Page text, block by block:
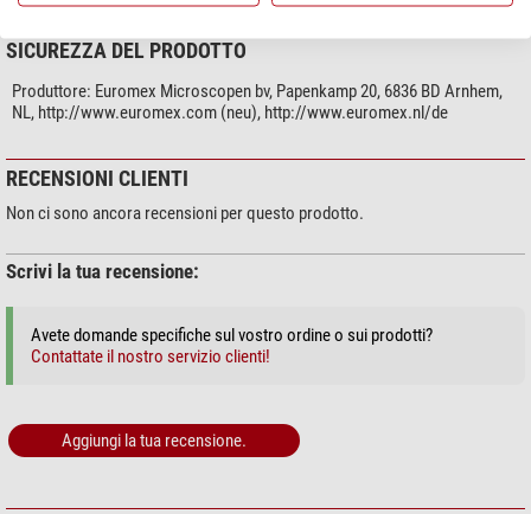
SICUREZZA DEL PRODOTTO
Produttore: Euromex Microscopen bv, Papenkamp 20, 6836 BD Arnhem,
NL, http://www.euromex.com (neu), http://www.euromex.nl/de
RECENSIONI CLIENTI
Non ci sono ancora recensioni per questo prodotto.
Scrivi la tua recensione:
Avete domande specifiche sul vostro ordine o sui prodotti?
Contattate il nostro servizio clienti!
Aggiungi la tua recensione.